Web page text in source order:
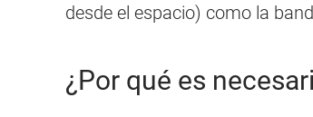
desde el espacio) como la
¿Por qué es